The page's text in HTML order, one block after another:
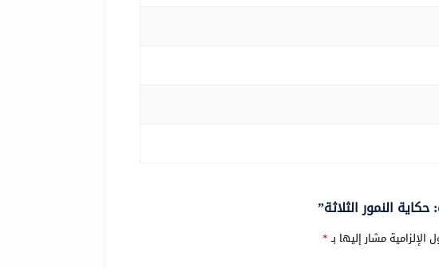
النمور الثلاثة”
الإلزامية مشار إليها بـ*